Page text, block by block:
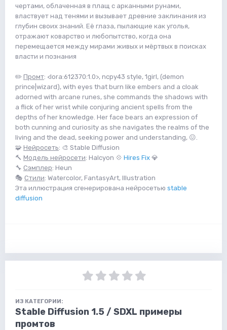
чертами, облаченная в плащ с арканными рунами,
властвует над тенями и вызывает древние заклинания из
глубин своих знаний. Её глаза, пылающие как уголья,
отражают коварство и любопытство, когда она
перемещается между мирами живых и мёртвых в поисках
власти и познания
✏️ Промт: <lora:612370:1.0>, ncpy43 style, 1girl, (demon
prince|wizard), with eyes that burn like embers and a cloak
adorned with arcane runes, she commands the shadows with
a flick of her wrist while conjuring ancient spells from the
depths of her knowledge. Her face bears an expression of
both cunning and curiosity as she navigates the realms of the
living and the dead, seeking power and understanding, 😖.
🧩 Нейросеть: 🎨 Stable Diffusion
🔨 Модель нейросети: Halcyon 💠 Hires Fix 💎
🔧 Сэмплер: Heun
🎭 Стили: Watercolor, FantasyArt, Illustration
Эта иллюстрация сгенерирована нейросетью stable
diffusion
ИЗ КАТЕГОРИИ:
Stable Diffusion 1.5 / SDXL примеры
промтов